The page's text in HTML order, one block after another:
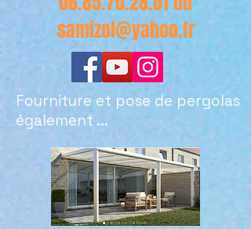
samizol@yahoo.fr
Fourniture et pose de pergolas
également ...